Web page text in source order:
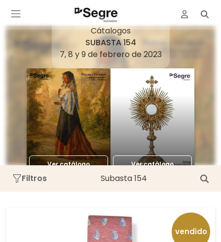
Cátalogos
SUBASTA 154
7, 8 y 9 de febrero de 2023
Ver catálogo
catálogo
Ver catálogo
Filtros Subasta 154
vendido